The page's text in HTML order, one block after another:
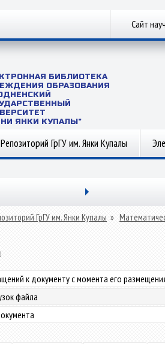
Сайт
БИБЛИОТЕКА
ОБРАЗОВАНИЯ
ЯНКИ КУПАЛЫ"
Репозиторий ГрГУ им. Янки Купалы
ГрГУ им. Янки Купалы »
к документу с момента его
файла